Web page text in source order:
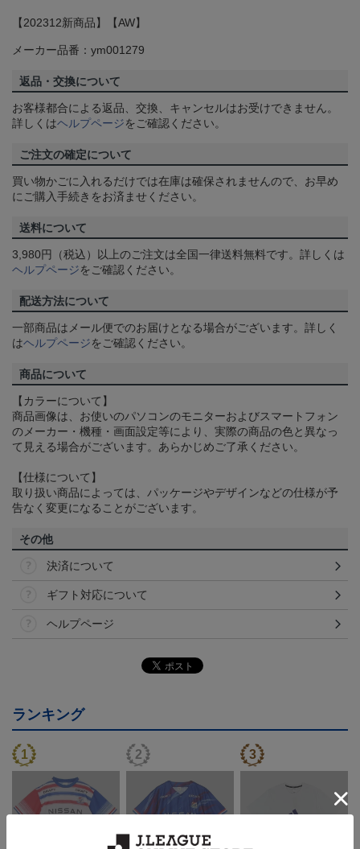
【202312新商品】【AW】
メーカー品番：ym001279
返品・交換について
お客様都合による返品、交換、キャンセルはお受けできません。
詳しくはヘルプページをご確認ください。
ご注文の確定について
買い物かごに入れるだけでは在庫は確保されませんので、お早め
にご購入手続きをお済ませください。
送料について
3,980円（税込）以上のご注文は全国一律送料無料です。詳しくは
ヘルプページをご確認ください。
配送方法について
一部商品はメール便でのお届けとなる場合がございます。詳しく
はヘルプページをご確認ください。
商品について
【カラーについて】
商品画像は、お使いのパソコンのモニターおよびスマートフォン
のメーカー・機種・画面設定等により、実際の商品の色と異なっ
て見える場合がございます。あらかじめご了承ください。
【仕様について】
取り扱い商品によっては、パッケージやデザインなどの仕様が予
告なく変更になることがございます。
その他
決済について
ギフト対応について
ヘルプページ
ランキング